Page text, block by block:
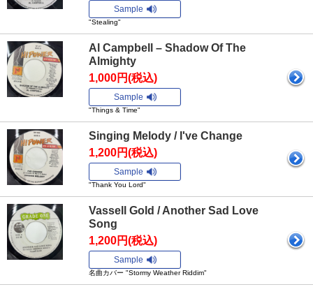
Sample
"Stealing"
Al Campbell – Shadow Of The
Almighty
1,000円(税込)
Sample
"Things & Time"
Singing Melody / I've Change
1,200円(税込)
Sample
"Thank You Lord"
Vassell Gold / Another Sad Love
Song
1,200円(税込)
Sample
名曲カバー "Stormy Weather Riddim"